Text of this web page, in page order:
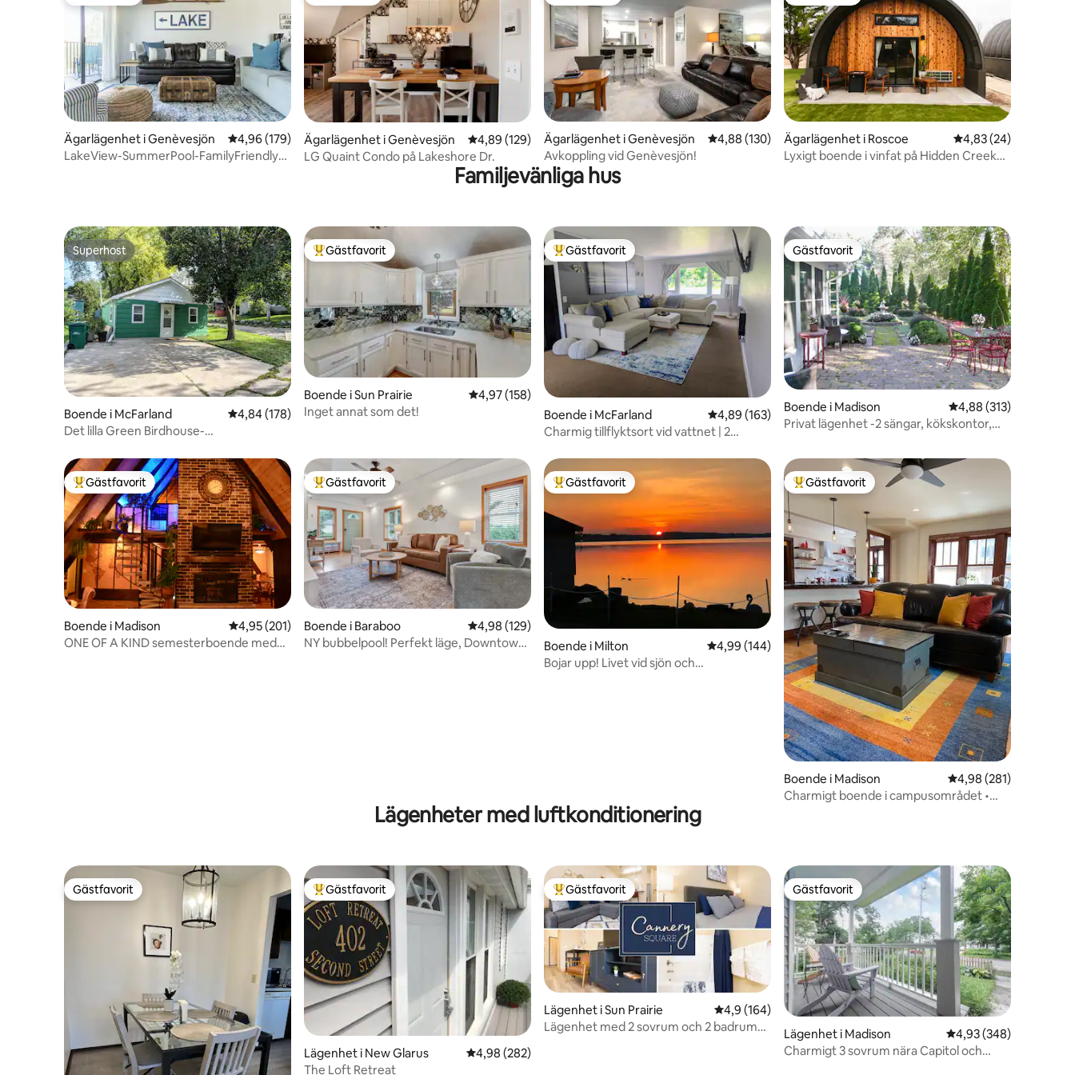
Ägarlägenhet i Genèvesjön 4,96 av 5 i genomsnittligt betyg, 179 omdömen
4,96 (179)
LakeView-SummerPool-FamilyFriendly-
Ägarlägenhet i Genèvesjön 4,89 av 5 i genomsnittligt betyg, 129 omdömen
4,89 (129)
LG Quaint Condo på Lakeshore Dr.
Ägarlägenhet i Genèvesjön 4,88 av 5 i genomsnittligt betyg, 130 omdömen
4,88 (130)
Avkoppling vid Genèvesjön!
Ägarlägenhet i Roscoe 4,83 av 5 i
4,83 (24)
Lyxigt boende i vinfat på Hidden Creek
Familjevänliga hus
Superhost
Superhost
Boende i McFarland 4,84 av 5 i genomsnittligt betyg, 178 omdömen
4,84 (178)
Det lilla Green Birdhouse-
Populär gästfavorit
Gästfavorit
Boende i Sun Prairie 4,97 av 5 i genomsnittligt betyg, 158 omdömen
4,97 (158)
Inget annat som det!
Populär gästfavorit
Gästfavorit
Boende i McFarland 4,89 av 5 i genomsnittligt betyg, 163 omdömen
4,89 (163)
Charmig tillflyktsort vid vattnet | 2
Gästfavorit
Gästfavorit
Boende i Madison 4,88 av 5 i
4,88 (313)
Privat lägenhet -2 sängar, kökskontor,
Populär gästfavorit
Gästfavorit
Boende i Madison 4,95 av 5 i genomsnittligt betyg, 201 omdömen
4,95 (201)
ONE OF A KIND semesterboende med
Populär gästfavorit
Gästfavorit
Boende i Baraboo 4,98 av 5 i genomsnittligt betyg, 129 omdömen
4,98 (129)
NY bubbelpool! Perfekt läge, Downtown
Populär gästfavorit
Gästfavorit
Boende i Milton 4,99 av 5 i genomsnittligt betyg, 144 omdömen
4,99 (144)
Bojar upp! Livet vid sjön och
Populär gästfavorit
Gästfavorit
Boende i Madison 4,98 av 5 i
4,98 (281)
Charmigt boende i campusområdet •
Lägenheter med luftkonditionering
Gästfavorit
Gästfavorit Populär gästfavorit
Gästfavorit
Lägenhet i New Glarus 4,98 av 5 i genomsnittligt betyg, 282 omdömen
4,98 (282)
The Loft Retreat
Populär gästfavorit
Gästfavorit
Lägenhet i Sun Prairie 4,9 av 5 i genomsnittligt betyg, 164 omdömen
4,9 (164)
Lägenhet med 2 sovrum och 2 badrum
Gästfavorit
Gästfavorit
Lägenhet i Madison 4,93 av 5 i
4,93 (348)
Charmigt 3 sovrum nära Capitol och